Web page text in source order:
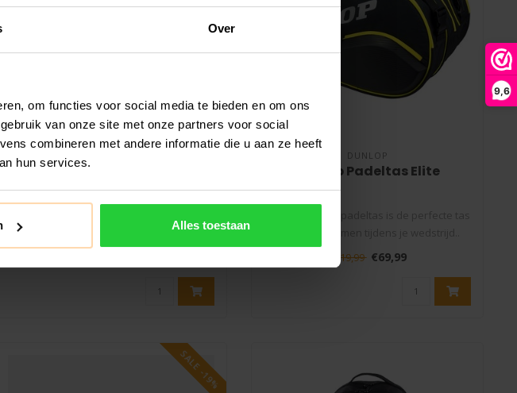
Over
om functies voor social media te bieden en om ons
van onze site met onze partners voor social
combineren met andere informatie die u aan ze heeft
hun services.
Alles toestaan
9,6
Dunlop Club Paletero
Padeltas
een stijlvolle en functionele tas spec..
DUNLOP
Dunlop Padeltas Elite
€119,99 €69,99
SALE -19%